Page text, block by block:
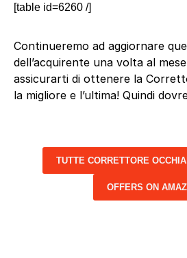
[table id=6260 /]
Continueremo ad aggiornare
dell’acquirente una volta al
assicurarti di ottenere la
la migliore e l’ultima! Quindi
TUTTE CORRETTORE
OFFERS ON